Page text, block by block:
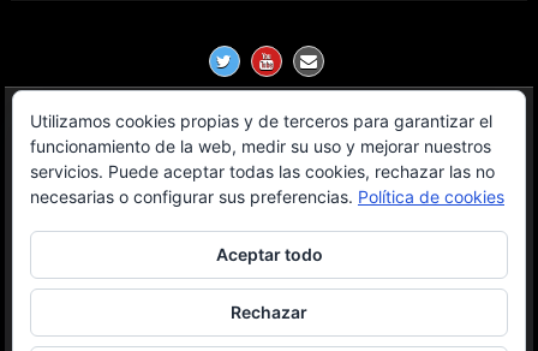
Política de Privacidad
Aviso Legal
Contacto
OGL License
Utilizamos cookies propias y de terceros para garantizar el
funcionamiento de la web, medir su uso y mejorar nuestros
servicios. Puede aceptar todas las cookies, rechazar las no
necesarias o configurar sus preferencias. Política de cookies
Aceptar todo
Rechazar